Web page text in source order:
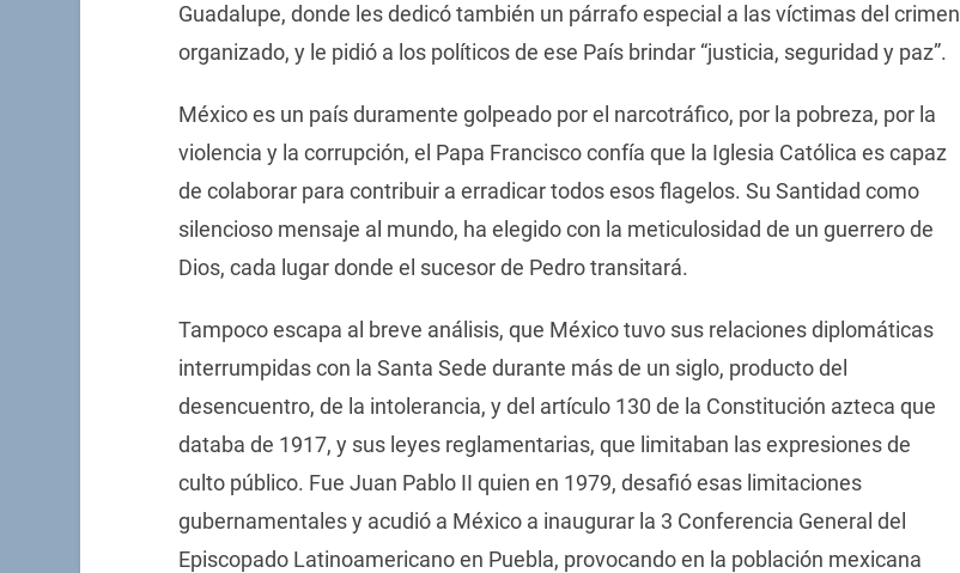
Guadalupe, donde les dedicó también un párrafo especial a las víctimas del crimen
organizado, y le pidió a los políticos de ese País brindar “justicia, seguridad y paz”.
México es un país duramente golpeado por el narcotráfico, por la pobreza, por la
violencia y la corrupción, el Papa Francisco confía que la Iglesia Católica es capaz
de colaborar para contribuir a erradicar todos esos flagelos. Su Santidad como
silencioso mensaje al mundo, ha elegido con la meticulosidad de un guerrero de
Dios, cada lugar donde el sucesor de Pedro transitará.
Tampoco escapa al breve análisis, que México tuvo sus relaciones diplomáticas
interrumpidas con la Santa Sede durante más de un siglo, producto del
desencuentro, de la intolerancia, y del artículo 130 de la Constitución azteca que
databa de 1917, y sus leyes reglamentarias, que limitaban las expresiones de
culto público. Fue Juan Pablo II quien en 1979, desafió esas limitaciones
gubernamentales y acudió a México a inaugurar la 3 Conferencia General del
Episcopado Latinoamericano en Puebla, provocando en la población mexicana